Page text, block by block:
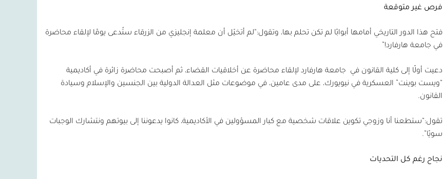
فرص غير متوقعة
فتح هذا الدور التاريخي أمامها أبوابًا لم تكن تحلم بها، وتقول:“لم أتخيّل أن معلمة إنجليزي من الزرقاء ستُدعى يومًا لإلقاء محاضرة
في جامعة هارفارد!”
دعيت أولًا إلى كلية القانون في
جامعة هارفارد لإلقاء محاضرة عن أخلاقيات القضاء، ثم أصبحت محاضرة زائرة في أكاديمية
“ويست بوينت” العسكرية في نيويورك، على مدى عامين، في موضوعات مثل العدالة الدولية بين الجنسين والإسلام وسيادة
القانون.
تقول:“ستطعنا أنا وزوجي تكوين علاقات شخصية مع كبار المسؤولين في الأكاديمية، كانوا يدعوننا إلى بيوتهم ونتشارك الوجبات
سويًا”.
نجاح رغم كل التحديات